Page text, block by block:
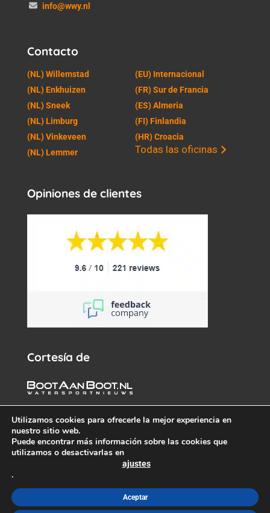
info@wwy.nl
Contacto
(NL) Willemstad
(NL) Enkhuizen
(NL) Sneek
(NL) Limburg
(NL) Vinkeveen
(NL) Lemmer
(EU) Internacional
(FR) Sur de Francia
(ES) Almeria
(FI) Finlandia
(HR) Croacia
Todas las oficinas
Opiniones de clientes
Cortesía de
Utilizamos cookies para ofrecerle la mejor experiencia en
nuestro sitio web.
Puede encontrar más información sobre las cookies que
utilizamos o desactivarlas en
ajustes
.
Aceptar